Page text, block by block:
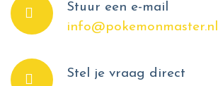
Stuur een e-mail
info@pokemonmaster.nl
Stel je vraag direct